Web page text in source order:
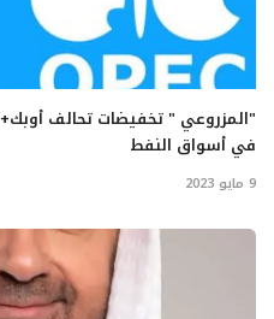
"المزروعي " تخفيضات تحالف
في أسواق النفط
9 مايو 2023